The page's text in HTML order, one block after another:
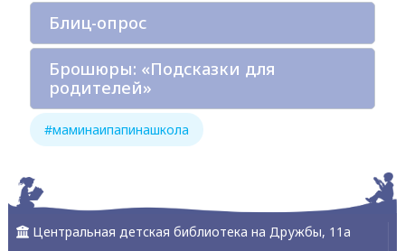
Блиц-опрос
Брошюры: «Подсказки для
родителей»
#маминаипапинашкола
Центральная детская библиотека на Дружбы, 11а